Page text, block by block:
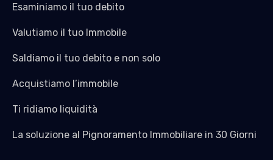
Esaminiamo il tuo debito
Valutiamo il tuo Immobile
Saldiamo il tuo debito e non solo
Acquistiamo l’immobile
Ti ridiamo liquidità
La soluzione al Pignoramento Immobiliare in 30 Giorni